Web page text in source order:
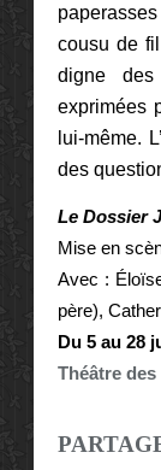
cousu de
digne des
exprimées
lui-même.
des
Le Dossier
Mise en
Avec :
père),
Du 5 au 28
Théâtre